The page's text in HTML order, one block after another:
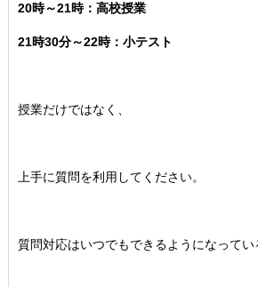
20時～21時：高校授業
21時30分～22時：小テスト
授業だけではなく、
上手に質問を利用してください。
質問対応はいつでもできるようになってい